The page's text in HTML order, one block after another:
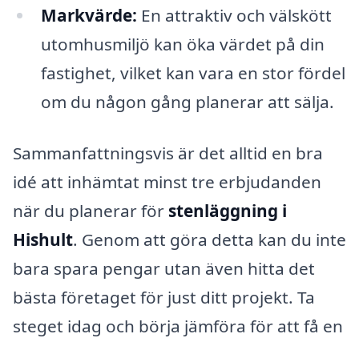
Markvärde: En attraktiv och välskött
utomhusmiljö kan öka värdet på din
fastighet, vilket kan vara en stor fördel
om du någon gång planerar att sälja.
Sammanfattningsvis är det alltid en bra
idé att inhämtat minst tre erbjudanden
när du planerar för stenläggning i
Hishult. Genom att göra detta kan du inte
bara spara pengar utan även hitta det
bästa företaget för just ditt projekt. Ta
steget idag och börja jämföra för att få en